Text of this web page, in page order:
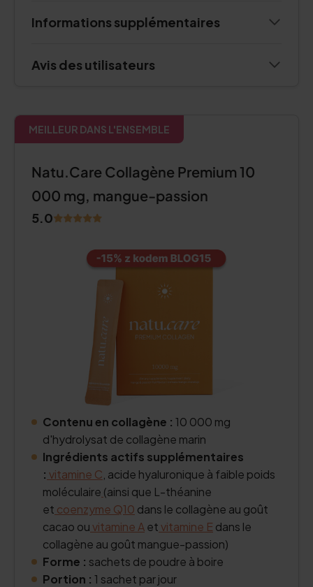
Informations supplémentaires
Avis des utilisateurs
MEILLEUR DANS L'ENSEMBLE
Natu.Care Collagène Premium 10
000 mg, mangue-passion
5.0
Contenu en collagène : 10 000 mg
d'hydrolysat de collagène marin
Ingrédients actifs supplémentaires
: vitamine C , acide hyaluronique à faible poids
moléculaire (ainsi que L-théanine
et coenzyme Q10 dans le collagène au goût
cacao ouvitamine Aetvitamine E dans le
collagène au goût mangue-passion)
Forme : sachets de poudre à boire
Portion : 1 sachet par jour